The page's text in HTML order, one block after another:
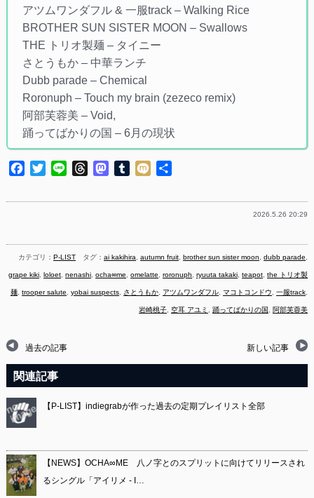
アツムワンダフル & 一服track – Walking Rice
BROTHER SUN SISTER MOON – Swallows
THE トリオ製麺 – タイニー
さとうもか – 中華ランチ
Dubb parade – Chemical
Roronuph – Touch my brain (zezeco remix)
阿部芙蓉美 – Void,
踊ってばかりの国 – 6月の現状
Facebook
TwitterLine ThreadsMastodon
Tumblr
Mixi
2026.5.26 20:29
カテゴリ：P-LIST タグ：ai kakihira ,autumn fruit ,brother sun sister moon ,dubb parade
grape kiki ,loloet ,nenashi ,ocha∞me ,omelatte ,roronuph ,ryuuta takaki ,teapot ,the トリオ製
麺 ,trooper salute ,yobai suspects さとうもか アツムワンダフル ,マコトコンドウ ,一服track
岩崎桃子 空耳 アユミ ,踊ってばかりの国 ,阿部芙蓉美
過去の記事 新しい記事
関連記事
【P-LIST】indiegrabが作った過去の定期プレイリスト全部
【NEWS】OCHA∞ME 八ノ字とのスプリットに向けてリリースされ
るシングル「アイリメ - I…